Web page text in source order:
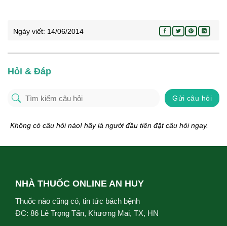
Ngày viết: 14/06/2014
Hỏi & Đáp
Gửi câu hỏi
Không có câu hỏi nào! hãy là người đầu tiên đặt câu hỏi ngay.
NHÀ THUỐC ONLINE AN HUY
Thuốc nào cũng có, tin tức bách bệnh
ĐC: 86 Lê Trọng Tấn, Khương Mai, TX, HN